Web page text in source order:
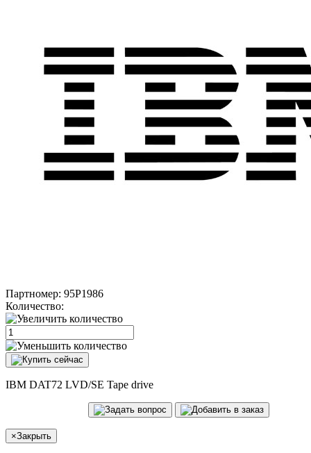
Партномер: 95P1986
Количество:
IBM DAT72 LVD/SE Tape drive
×Закрыть